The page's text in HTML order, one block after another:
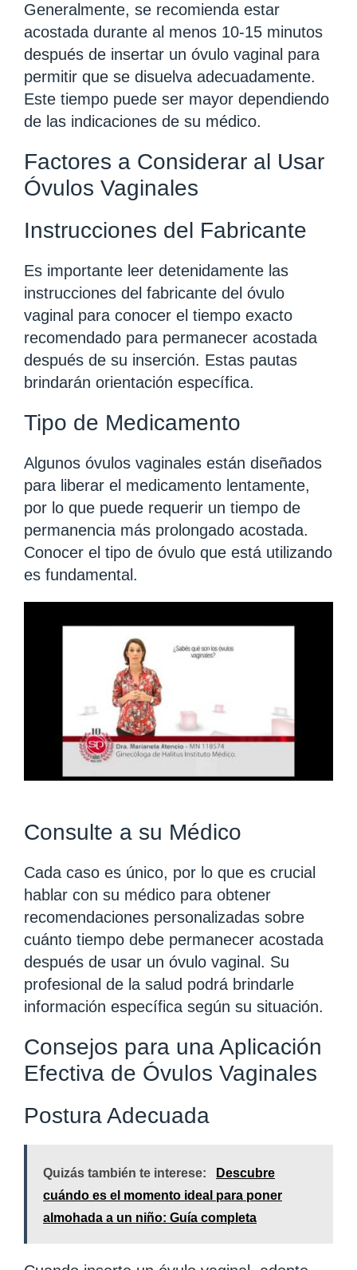
Generalmente, se recomienda estar
acostada durante al menos 10-15 minutos
después de insertar un óvulo vaginal para
permitir que se disuelva adecuadamente.
Este tiempo puede ser mayor dependiendo
de las indicaciones de su médico.
Factores a Considerar al Usar
Óvulos Vaginales
Instrucciones del Fabricante
Es importante leer detenidamente las
instrucciones del fabricante del óvulo
vaginal para conocer el tiempo exacto
recomendado para permanecer acostada
después de su inserción. Estas pautas
brindarán orientación específica.
Tipo de Medicamento
Algunos óvulos vaginales están diseñados
para liberar el medicamento lentamente,
por lo que puede requerir un tiempo de
permanencia más prolongado acostada.
Conocer el tipo de óvulo que está utilizando
es fundamental.
Consulte a su Médico
Cada caso es único, por lo que es crucial
hablar con su médico para obtener
recomendaciones personalizadas sobre
cuánto tiempo debe permanecer acostada
después de usar un óvulo vaginal. Su
profesional de la salud podrá brindarle
información específica según su situación.
Consejos para una Aplicación
Efectiva de Óvulos Vaginales
Postura Adecuada
Quizás también te interese:
Descubre
cuándo es el momento ideal para poner
almohada a un niño: Guía completa